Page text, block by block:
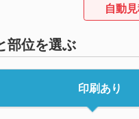
自動
部位を選ぶ
印刷あり